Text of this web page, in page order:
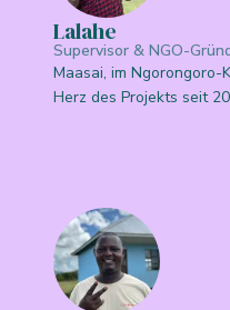
Lalahe
Supervisor & NGO-
Maasai, im Ngorongoro-
Herz des Projekts seit